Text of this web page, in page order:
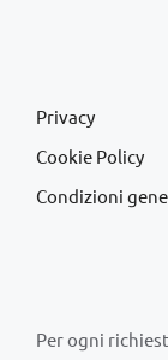
Privacy
Cookie Policy
Condizioni
Per ogni